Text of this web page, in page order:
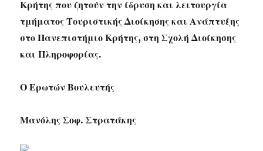
Κρήτης που ζητούν την ίδρυση και λειτουργία
τμήματος Τουριστικής Διοίκησης και Ανάπτυξης
στο Πανεπιστήμιο Κρήτης, στη Σχολή Διοίκησης
και Πληροφορίας.
Ο Ερωτών Βουλευτής
Μανόλης Σοφ. Στρατάκης